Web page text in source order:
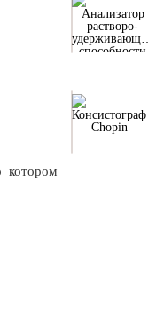
котором
Анализатор
растворо-
способности
Консистограф
Chopin